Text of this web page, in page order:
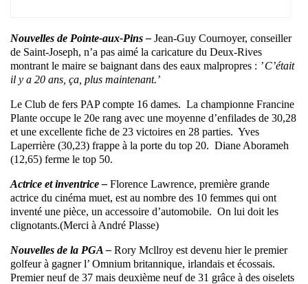
Nouvelles de Pointe-aux-Pins – Jean-Guy Cournoyer, conseiller
de Saint-Joseph, n’a pas aimé la caricature du Deux-Rives
montrant le maire se baignant dans des eaux malpropres : ’ C’était
il y a 20 ans, ça, plus maintenant.’
Le Club de fers PAP compte 16 dames. La championne Francine
Plante occupe le 20e rang avec une moyenne d’enfilades de 30,28
et une excellente fiche de 23 victoires en 28 parties. Yves
Laperrière (30,23) frappe à la porte du top 20. Diane Aborameh
(12,65) ferme le top 50.
Actrice et inventrice – Florence Lawrence, première grande
actrice du cinéma muet, est au nombre des 10 femmes qui ont
inventé une pièce, un accessoire d’automobile. On lui doit les
clignotants.(Merci à André Plasse)
Nouvelles de la PGA – Rory Mcllroy est devenu hier le premier
golfeur à gagner l’ Omnium britannique, irlandais et écossais.
Premier neuf de 37 mais deuxième neuf de 31 grâce à des oiselets